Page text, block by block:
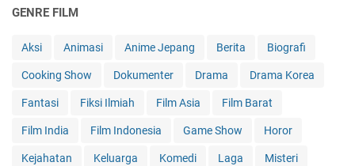
GENRE FILM
Aksi Animasi Anime Jepang Berita Biografi
Cooking Show Dokumenter Drama Drama Korea
Fantasi Fiksi Ilmiah Film Asia Film Barat
Film India Film Indonesia Game Show Horor
Kejahatan Keluarga Komedi Laga Misteri